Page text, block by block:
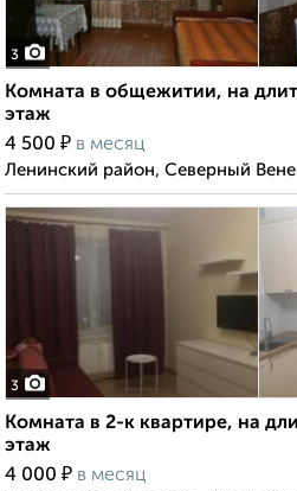
3
Комната в общежитии, на
этаж
4 500 ₽ в месяц
Ленинский район, Северный
3
Комната в 2-к квартире, на
этаж
4 000 ₽ в месяц